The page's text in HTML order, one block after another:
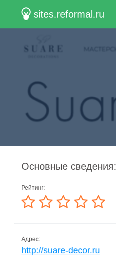
sites.reformal.ru
Основные сведения:
Рейтинг:
Адрес:
http://suare-decor.ru